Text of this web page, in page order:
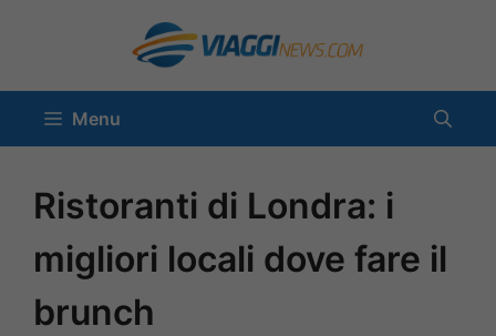
contenuto
Menu
Ristoranti di Londra: i
migliori locali dove fare il
brunch